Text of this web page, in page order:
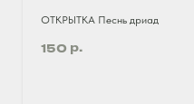
ОТКРЫТКА Песнь дриад
150 р.